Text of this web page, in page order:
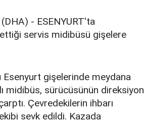
- ESENYURT'ta
servis midibüsü gişelere
Esenyurt gişelerinde meydana
midibüs, sürücüsünün direksiyon
Çevredekilerin ihbarı
sevk edildi. Kazada